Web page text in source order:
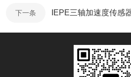
下一条 IEPE三轴加速度传感